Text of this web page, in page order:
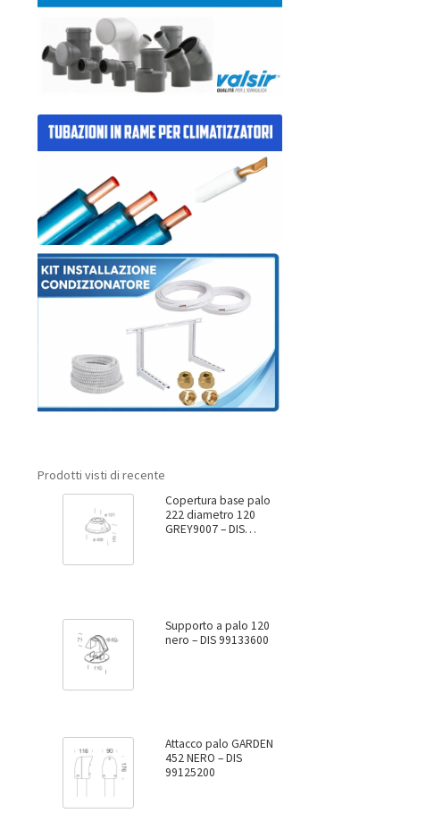
Prodotti visti di recente
Copertura base palo
222 diametro 120
GREY9007 – DIS
Supporto a palo 120
nero – DIS 99133600
Attacco palo GARDEN
452 NERO – DIS
99125200